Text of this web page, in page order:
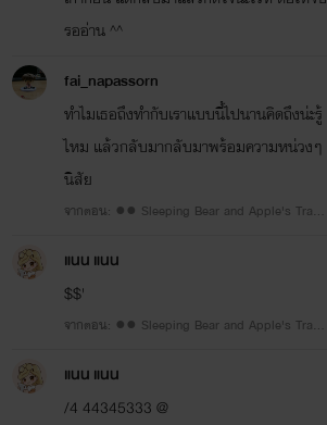
รออ่าน ^^
fai_napassorn
ทำไมเธอถึงทำกับเราแบบนี้ไปนานคิดถึงน่ะรู้
ไหม แล้วกลับมากลับมาพร้อมความหน่วงๆ
นิสัย
จากตอน: ●● Sleeping Bear and Apple's Trap
แนน แนน
$$'
จากตอน: ●● Sleeping Bear and Apple's Trap
แนน แนน
/4 44345333 @